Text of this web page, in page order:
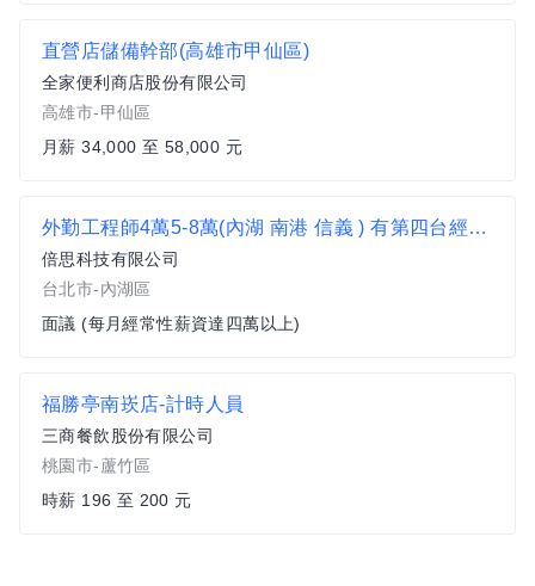
直營店儲備幹部(高雄市甲仙區)
全家便利商店股份有限公司
高雄市-甲仙區
月薪 34,000 至 58,000 元
外勤工程師4萬5-8萬(內湖 南港 信義 ) 有第四台經驗另可議價
倍思科技有限公司
台北市-內湖區
面議 (每月經常性薪資達四萬以上)
福勝亭南崁店-計時人員
三商餐飲股份有限公司
桃園市-蘆竹區
時薪 196 至 200 元